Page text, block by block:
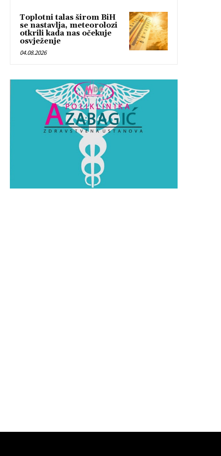
Toplotni talas širom BiH
se nastavlja, meteorolozi
otkrili kada nas očekuje
osvježenje
04.08.2026